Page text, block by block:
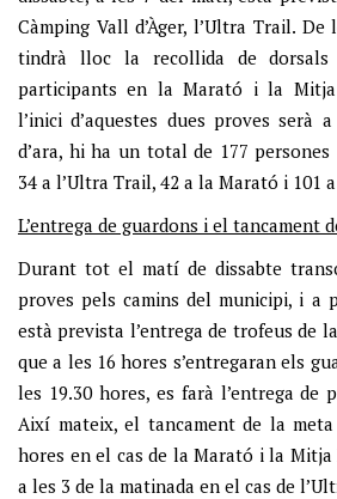
Càmping Vall d’Àger, l’Ultra Trail.
tindrà lloc la recollida de
participants en la Marató i la Mitja
l’inici d’aquestes dues proves serà
d’ara, hi ha un total de 177
34 a l’Ultra Trail, 42 a la Marató i 101
L’entrega de guardons i el tancament
Durant tot el matí de dissabte
proves pels camins del municipi, i a
està prevista l’entrega de trofeus de
que a les 16 hores s’entregaran els
les 19.30 hores, es farà l’entrega de
Així mateix, el tancament de la
hores en el cas de la Marató i la
a les 3 de la matinada en el cas de